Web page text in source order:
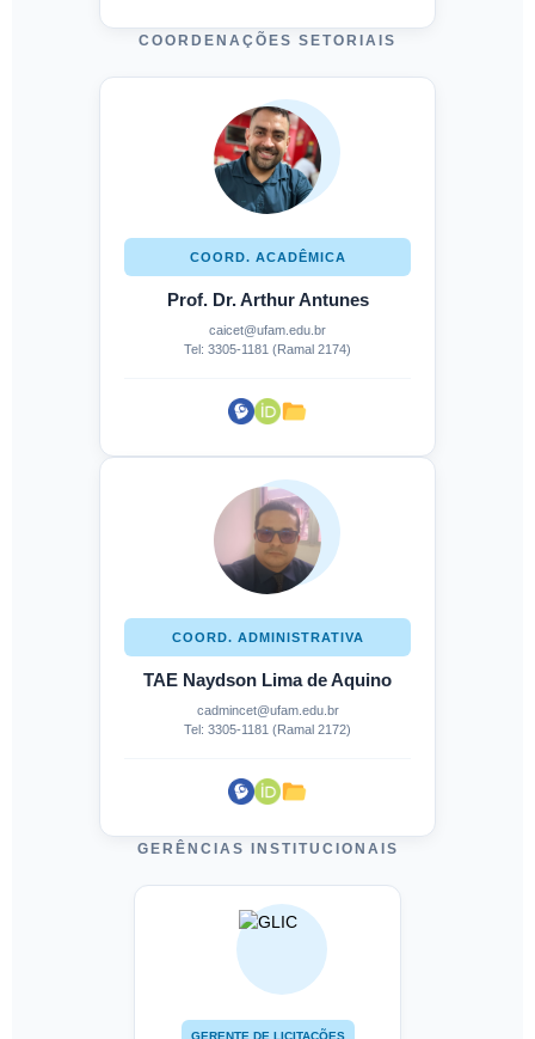
COORDENAÇÕES SETORIAIS
COORD. ACADÊMICA
Prof. Dr. Arthur Antunes
caicet@ufam.edu.br
Tel: 3305-1181 (Ramal 2174)
COORD. ADMINISTRATIVA
TAE Naydson Lima de Aquino
cadmincet@ufam.edu.br
Tel: 3305-1181 (Ramal 2172)
GERÊNCIAS INSTITUCIONAIS
GERENTE DE LICITAÇÕES